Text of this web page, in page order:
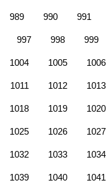
989 990 991
997 998 999
1004 1005 1006
1011 1012 1013
1018 1019 1020
1025 1026 1027
1032 1033 1034
1039 1040 1041